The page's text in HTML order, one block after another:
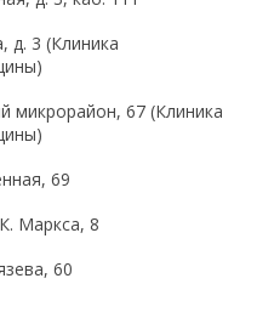
д. 3 (Клиника
микрорайон, 67 (Клиника
69
Маркса, 8
60